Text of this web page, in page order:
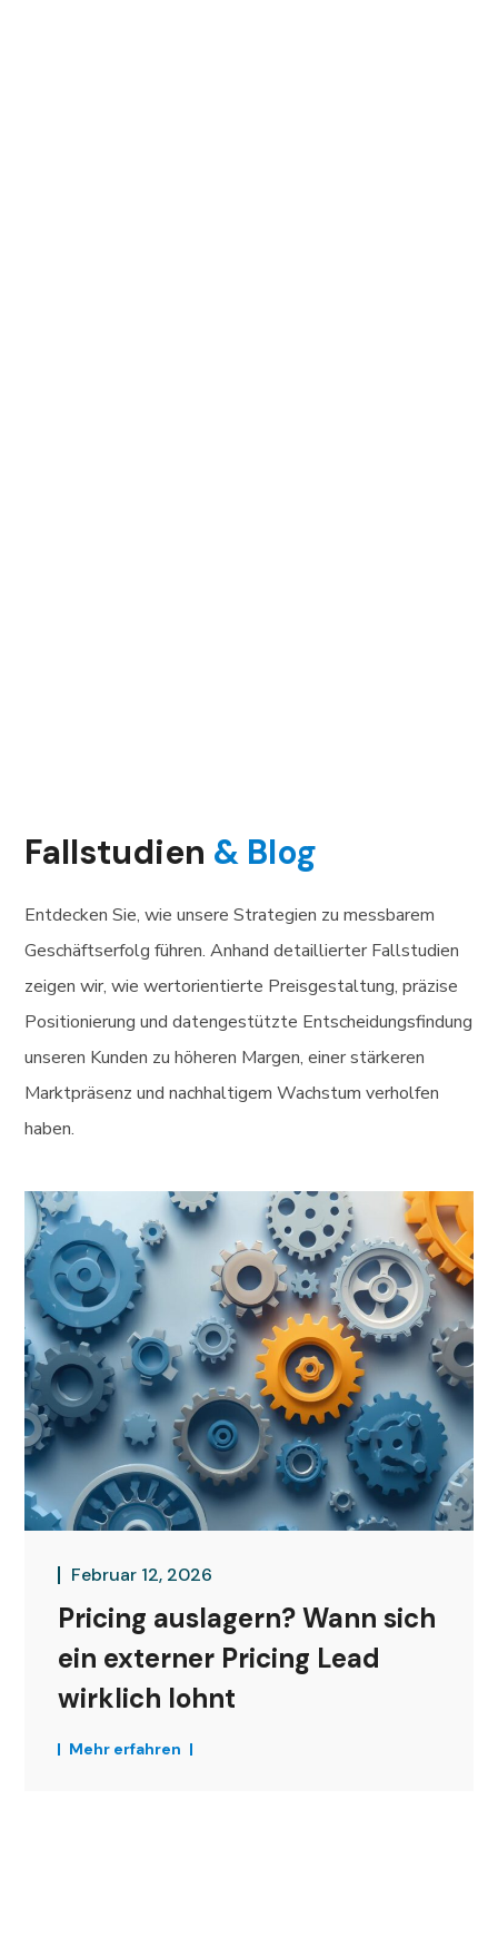
Fallstudien & Blog
Entdecken Sie, wie unsere Strategien zu messbarem
Geschäftserfolg führen. Anhand detaillierter Fallstudien
zeigen wir, wie wertorientierte Preisgestaltung, präzise
Positionierung und datengestützte Entscheidungsfindung
unseren Kunden zu höheren Margen, einer stärkeren
Marktpräsenz und nachhaltigem Wachstum verholfen
haben.
Februar 12, 2026
Pricing auslagern? Wann sich
ein externer Pricing Lead
wirklich lohnt
Mehr erfahren